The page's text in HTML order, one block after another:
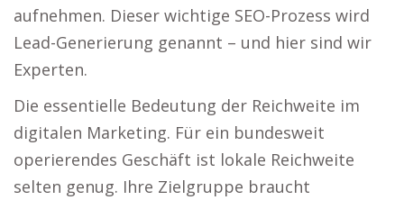
aufnehmen. Dieser wichtige SEO-Prozess wird
Lead-Generierung genannt – und hier sind wir
Experten.
Die essentielle Bedeutung der Reichweite im
digitalen Marketing. Für ein bundesweit
operierendes Geschäft ist lokale Reichweite
selten genug. Ihre Zielgruppe braucht